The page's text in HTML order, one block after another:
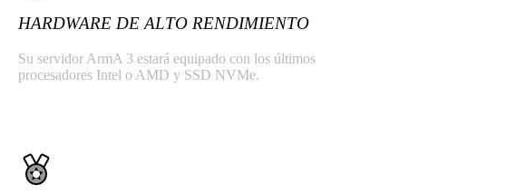
HARDWARE DE ALTO RENDIMIENTO
Su servidor ArmA 3 estará equipado con los últimos
procesadores Intel o AMD y SSD NVMe.